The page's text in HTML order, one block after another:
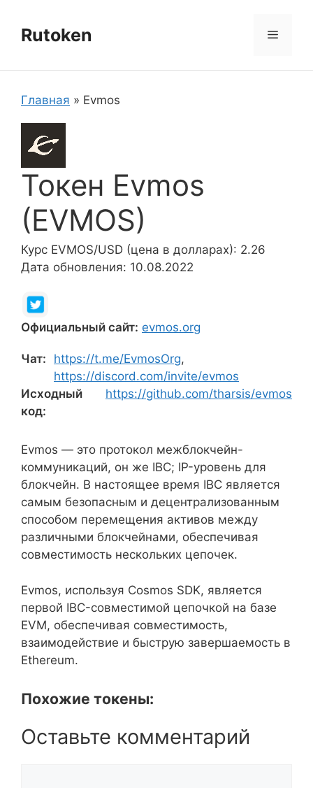
содержимому
Rutoken Меню
Главная » Evmos
Токен Evmos
(EVMOS)
Курс EVMOS/USD (цена в долларах): 2.26
Дата обновления: 10.08.2022
Официальный сайт: evmos.org
Чат: https://t.me/EvmosOrg,
https://discord.com/invite/evmos
Исходный
код:
https://github.com/tharsis/evmos
Evmos — это протокол межблокчейн-
коммуникаций, он же IBC; IP-уровень для
блокчейн. В настоящее время IBC является
самым безопасным и децентрализованным
способом перемещения активов между
различными блокчейнами, обеспечивая
совместимость нескольких цепочек.
Evmos, используя Cosmos SDK, является
первой IBC-совместимой цепочкой на базе
EVM, обеспечивая совместимость,
взаимодействие и быструю завершаемость в
Ethereum.
Похожие токены:
Оставьте комментарий